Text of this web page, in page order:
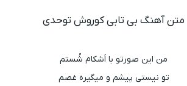
متن آهنگ بی تابی کوروش توحدی
من این صورتو با اَشکام شُستم
تو نیستى پیشم و میگیره غصم